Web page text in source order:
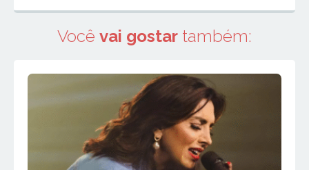
Você vai gostar também: